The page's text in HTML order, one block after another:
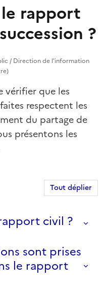
rapport
?
/ Direction de l'information
vérifier que les
respectent les
du partage de
présentons les
Tout déplier
civil ?
sont prises
le rapport